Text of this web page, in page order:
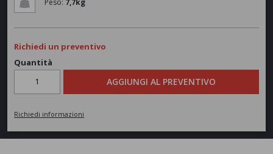
Peso: 7,7kg
Richiedi un preventivo
Quantità
AGGIUNGI AL PREVENTIVO
Richiedi informazioni